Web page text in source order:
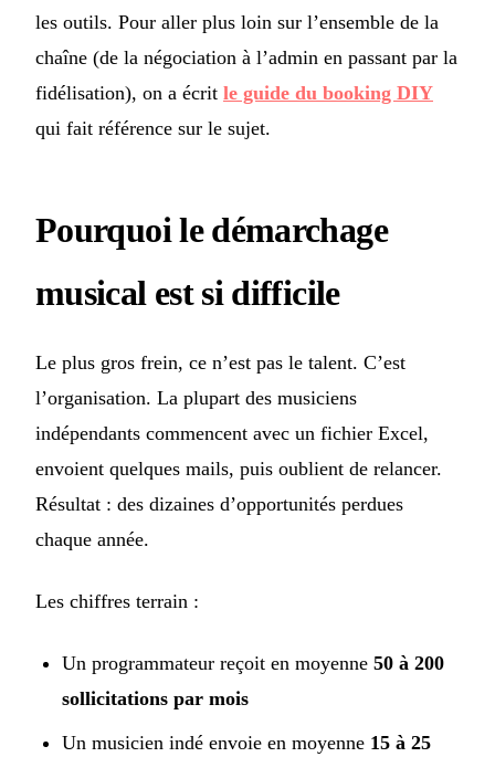
les outils. Pour aller plus loin sur l’ensemble de la
chaîne (de la négociation à l’admin en passant par la
fidélisation), on a écrit le guide du booking DIY
qui fait référence sur le sujet.
Pourquoi le démarchage
musical est si difficile
Le plus gros frein, ce n’est pas le talent. C’est
l’organisation. La plupart des musiciens
indépendants commencent avec un fichier Excel,
envoient quelques mails, puis oublient de relancer.
Résultat : des dizaines d’opportunités perdues
chaque année.
Les chiffres terrain :
Un programmateur reçoit en moyenne 50 à 200
sollicitations par mois
Un musicien indé envoie en moyenne 15 à 25